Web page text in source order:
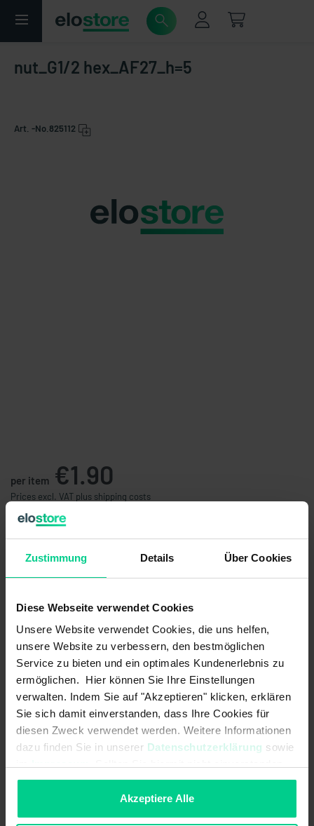
Zustimmung Details Über Cookies
Diese Webseite verwendet Cookies
Unsere Website verwendet Cookies, die uns helfen,
unsere Website zu verbessern, den bestmöglichen
Service zu bieten und ein optimales Kundenerlebnis zu
ermöglichen. Hier können Sie Ihre Einstellungen
verwalten. Indem Sie auf "Akzeptieren" klicken, erklären
Sie sich damit einverstanden, dass Ihre Cookies für
diesen Zweck verwendet werden. Weitere Informationen
dazu finden Sie in unserer Datenschutzerklärung sowie
sein, können Sie die Verwendung von Cookies hier
Akzeptiere Alle
nut_G1/2 hex_AF27_h=5
Art. -No. 825112
per item €1.90
Prices excl. VAT plus shipping costs
available (75 pcs.), ships within 1-3 days
Quantity Price
from 25 pcs.
from 100 pcs.
€1.33 - 30 %
Add to shopping cart
Create offer
Country of origin Germany
Item weight 0.0015 kg